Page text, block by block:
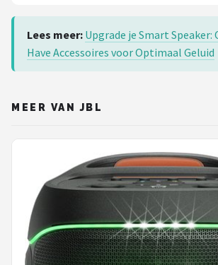
Lees meer: Upgrade je Smart Speaker:
Have Accessoires voor Optimaal Geluid
MEER VAN JBL